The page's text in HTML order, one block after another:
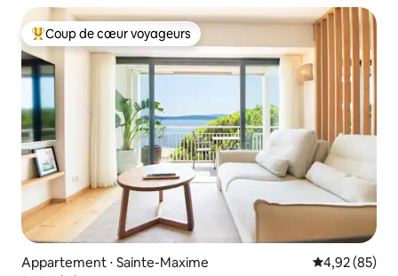
Coups de cœur voyageurs les plus appréciés
Coup de cœur voyageurs
Appartement ⋅ Sainte-Maxime Évaluation
4,92 (85)